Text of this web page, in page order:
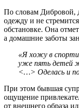
По словам Дибровой,
одежду и не
обстановке. Она
а домашние заботы
«Я хожу в
уже пять детей
<…> Оделась и
При этом бывшая
ощущение
от внешнего образа